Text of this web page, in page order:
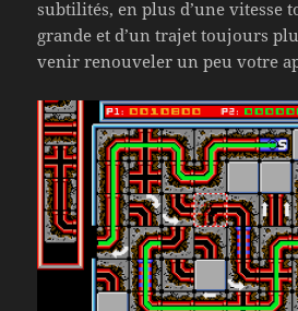
subtilités, en plus d’une vitesse
grande et d’un trajet toujours
venir renouveler un peu votre